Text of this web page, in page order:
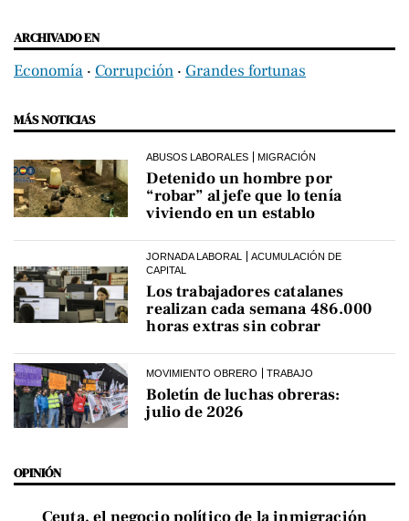
ARCHIVADO EN
Economía ‧ Corrupción ‧ Grandes fortunas
MÁS NOTICIAS
ABUSOS LABORALES MIGRACIÓN
Detenido un hombre por
“robar” al jefe que lo tenía
viviendo en un establo
JORNADA LABORAL
ACUMULACIÓN DE
CAPITAL
Los trabajadores catalanes
realizan cada semana 486.000
horas extras sin cobrar
MOVIMIENTO OBRERO TRABAJO
Boletín de luchas obreras:
julio de 2026
OPINIÓN
Ceuta, el negocio político de la inmigración